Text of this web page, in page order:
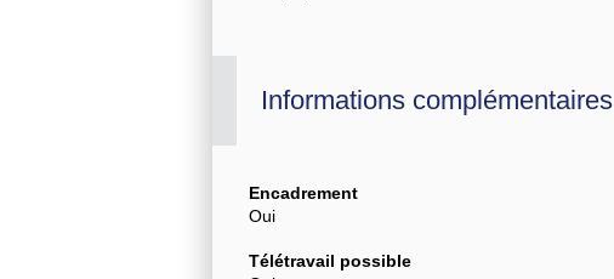
Informations complémentaires
Encadrement
Oui
Télétravail possible